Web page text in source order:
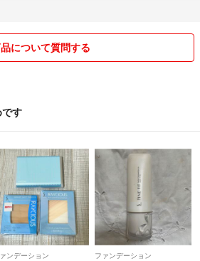
い場合には、コメントにてお知らせくださ
ん。金魚やメダカは飼育していますが、犬や
品はお引き受けできません。ノークレーム
。
について質問する
す
ンデーション ファンデーション